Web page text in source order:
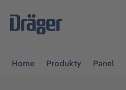
do głównej nawigacji
Home Produkty Panel